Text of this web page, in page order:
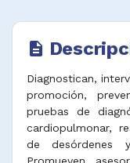
description
Diagnostican,
promoción,
pruebas de
cardiopulmonar,
de desórdenes y
Promueven,